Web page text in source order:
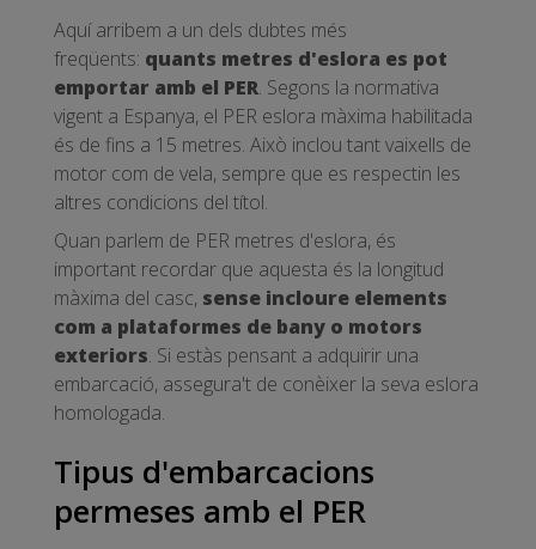
Aquí arribem a un dels dubtes més
freqüents: quants metres d'eslora es pot
emportar amb el PER. Segons la normativa
vigent a Espanya, el PER eslora màxima habilitada
és de fins a 15 metres. Això inclou tant vaixells de
motor com de vela, sempre que es respectin les
altres condicions del títol.
Quan parlem de PER metres d'eslora, és
important recordar que aquesta és la longitud
màxima del casc, sense incloure elements
com a plataformes de bany o motors
exteriors. Si estàs pensant a adquirir una
embarcació, assegura't de conèixer la seva eslora
homologada.
Tipus d'embarcacions
permeses amb el PER